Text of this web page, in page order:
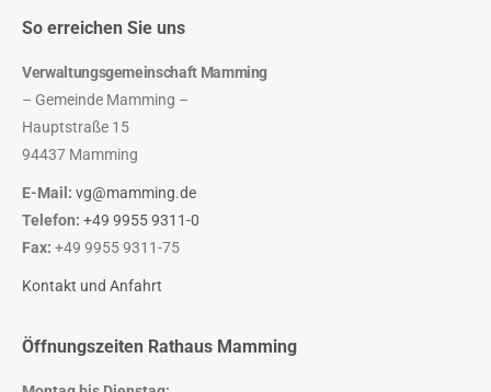
So erreichen Sie uns
Verwaltungsgemeinschaft Mamming
– Gemeinde Mamming –
Hauptstraße 15
94437 Mamming
E-Mail: vg@mamming.de
Telefon: +49 9955 9311-0
Fax: +49 9955 9311-75
Kontakt und Anfahrt
Öffnungszeiten Rathaus Mamming